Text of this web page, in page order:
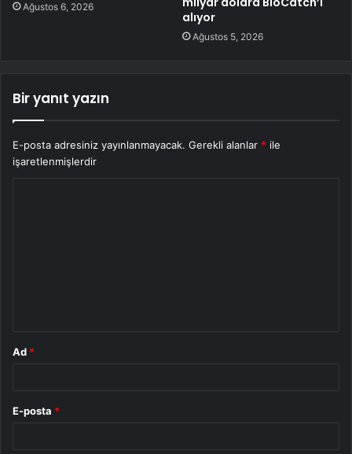
Ağustos 6, 2026
alıyor
Ağustos 5, 2026
Bir yanıt yazın
E-posta adresiniz yayınlanmayacak. Gerekli alanlar * ile
işaretlenmişlerdir
Ad *
E-posta *